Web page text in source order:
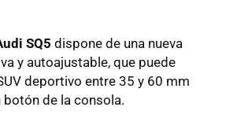
SQ5 dispone de una nueva
y autoajustable, que puede
deportivo entre 35 y 60 mm
de la consola.